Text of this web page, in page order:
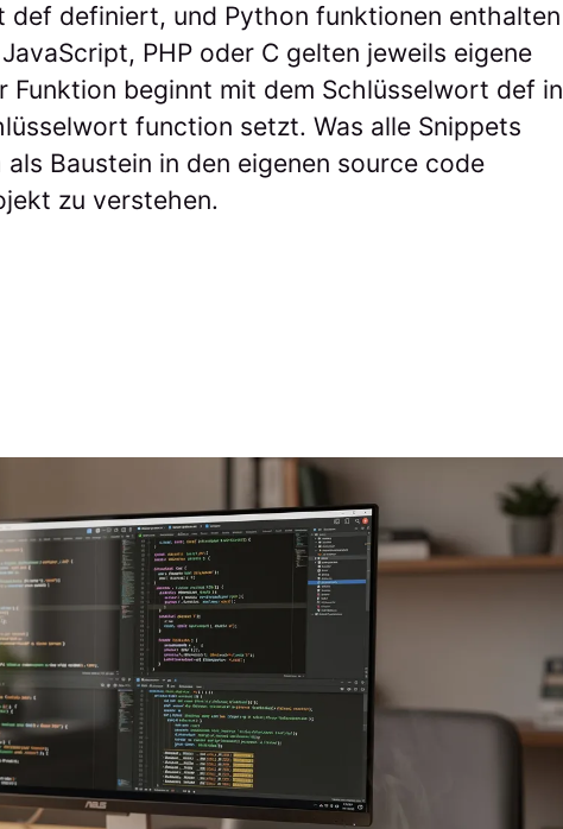
def definiert, und Python funktionen enthalten
PHP oder C gelten jeweils eigene
Funktion beginnt mit dem Schlüsselwort def in
function setzt. Was alle Snippets
Baustein in den eigenen source code
zu verstehen.